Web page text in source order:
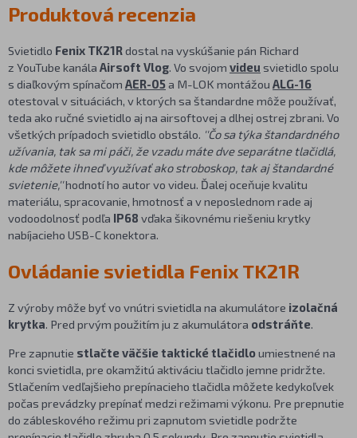
Produktová recenzia
Svietidlo Fenix TK21Rdostal na vyskúšanie pán Richard
z YouTube kanála Airsoft Vlog. Vo svojom videu svietidlo spolu
s diaľkovým spínačom AER-05a M-LOK montážou ALG-16
otestoval v situáciách, v ktorých sa štandardne môže používať,
teda ako ručné svietidlo aj na airsoftovej a dlhej ostrej zbrani. Vo
všetkých prípadoch svietidlo obstálo. ''Čo sa týka štandardného
užívania, tak sa mi páči, že vzadu máte dve separátne tlačidlá,
kde môžete ihneď využívať ako stroboskop, tak aj štandardné
svietenie,''hodnotí ho autor vo videu. Ďalej oceňuje kvalitu
materiálu, spracovanie, hmotnosť a v neposlednom rade aj
vodoodolnosť podľa IP68 vďaka šikovnému riešeniu krytky
nabíjacieho USB-C konektora.
Ovládanie svietidla Fenix TK21R
Z výroby môže byť vo vnútri svietidla na akumulátore izolačná
krytka. Pred prvým použitím ju z akumulátora odstráňte.
Pre zapnutie stlačte väčšie taktické tlačidloumiestnené na
konci svietidla, pre okamžitú aktiváciu tlačidlo jemne pridržte.
Stlačením vedľajšieho prepínacieho tlačidla môžete kedykoľvek
počas prevádzky prepínať medzi režimami výkonu. Pre prepnutie
do zábleskového režimu pri zapnutom svietidle podržte